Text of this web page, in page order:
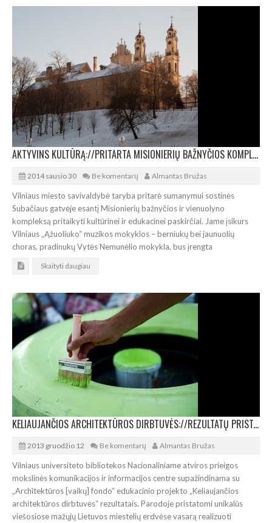
AKTYVINS KULTŪRĄ://PRITARTA MISIONIERIŲ BAŽNYČIOS KOMPLEKSO REKONSTRUKCIJAI
2014 sausio 30 Be komentarų Almantas Bružas
Vilniaus miesto savivaldybė taryba pritarė sumanymui sostinės
Subačiaus gatvėje esantį Misionierių bažnyčios ir vienuolyno
kompleksą pritaikyti kultūrinei ir edukacinei paskirčiai. Jame įsikurs
Vilniaus „Ąžuoliuko“ muzikos mokyklos – berniukų bei jaunuolių
choras, pradinukų Vytės Nemunėlio mokykla, bus įrengta
Skaityti daugiau
KELIAUJANČIOS ARCHITEKTŪROS DIRBTUVĖS://REZULTATŲ PRISTATYMAS
2013 gruodžio 12 Be komentarų Almantas Bružas
Vilniaus universiteto bibliotekos Nacionaliniame atviros prieigos
mokslinės komunikacijos ir informacijos centre supažindinama su
„Architektūros [vaikų] fondo“ edukacinio projekto „Keliaujančios
architektūros dirbtuvės“ rezultatais. Parodoje pristatomi unikalūs
viešosiose mažųjų Lietuvos miestelių erdvėse vasarą realizuoti